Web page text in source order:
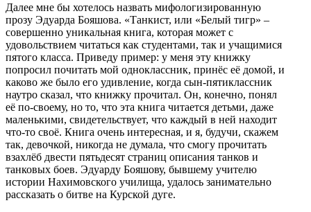
Далее мне бы хотелось назвать мифологизированную
прозу Эдуарда Бояшова. «Танкист, или «Белый тигр» –
совершенно уникальная книга, которая может с
удовольствием читаться как студентами, так и учащимися
пятого класса. Приведу пример: у меня эту книжку
попросил почитать мой одноклассник, принёс её домой, и
каково же было его удивление, когда сын-пятиклассник
наутро сказал, что книжку прочитал. Он, конечно, понял
её по-своему, но то, что эта книга читается детьми, даже
маленькими, свидетельствует, что каждый в ней находит
что-то своё. Книга очень интересная, и я, будучи, скажем
так, девочкой, никогда не думала, что смогу прочитать
взахлёб двести пятьдесят страниц описания танков и
танковых боев. Эдуарду Бояшову, бывшему учителю
истории Нахимовского училища, удалось занимательно
рассказать о битве на Курской дуге.